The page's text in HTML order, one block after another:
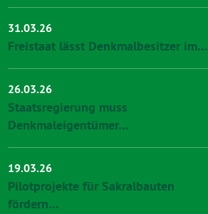
31.03.26
Freistaat lässt Denkmalbesitzer im…
26.03.26
Staatsregierung muss
Denkmaleigentümer…
19.03.26
Pilotprojekte für Sakralbauten
fördern…